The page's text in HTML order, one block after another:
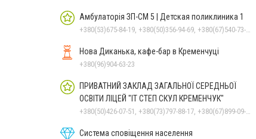
Амбулаторія ЗП-СМ 5 | Детская поликлиника 1
+380(53)675-84-19, +380(50)356-94-69, +380(67)540-73-87
Нова Диканька, кафе-бар в Кременчуці
+380(96)904-63-23
ПРИВАТНИЙ ЗАКЛАД ЗАГАЛЬНОЇ СЕРЕДНЬОЇ
ОСВІТИ ЛІЦЕЙ "ІТ СТЕП СКУЛ КРЕМЕНЧУК"
+380(50)426-07-51, +380(73)797-88-17, +380(67)899-09-16
Система сповіщення населення